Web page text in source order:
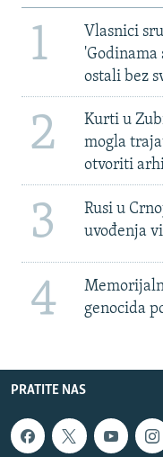
1
Vlasnici
ostali bez
2
Kurti u
mogla
otvoriti
3
Rusi u
uvođenja
4
genocida
PRATITE NAS